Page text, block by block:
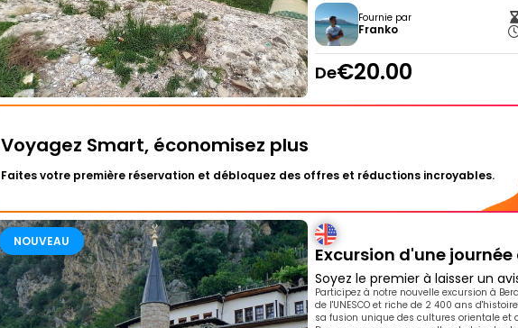
Fournie par
Franko
De€20.00
Voyagez Smart, économisez plus
Faites votre première réservation et débloquez des offres et réductions incroyables.
NOUVEAU
Excursion d'une
Soyez le premier à laisser un
Participez à notre nouvelle excursion à
de l'UNESCO et riche de 2 400 ans
sa fusion unique des cultures orientale et